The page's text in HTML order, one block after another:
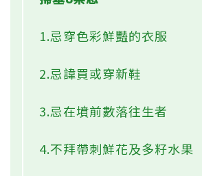
1.忌穿色彩鮮豔的衣服
2.忌諱買或穿新鞋
3.忌在墳前數落往生者
4.不拜帶刺鮮花及多籽水果